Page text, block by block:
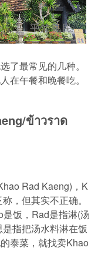
了最常见的几种。
在午餐和晚餐吃。
ข้าวราด
Rad Kaeng)，K
，但其实不正确。
饭，Rad是指淋(汤
指把汤水料淋在饭
泰菜，就找卖Khao